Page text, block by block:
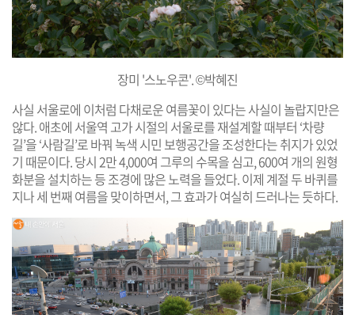
장미 '스노우콘'. ©박혜진
사실 서울로에 이처럼 다채로운 여름꽃이 있다는 사실이 놀랍지만은
않다. 애초에 서울역 고가 시절의 서울로를 재설계할 때부터 ‘차량
길’을 ‘사람길’로 바꿔 녹색 시민 보행공간을 조성한다는 취지가 있었
기 때문이다. 당시 2만 4,000여 그루의 수목을 심고, 600여 개의 원형
화분을 설치하는 등 조경에 많은 노력을 들었다. 이제 계절 두 바퀴를
지나 세 번째 여름을 맞이하면서, 그 효과가 여실히 드러나는 듯하다.